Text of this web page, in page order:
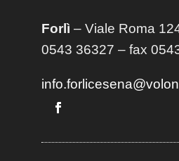
Forlì – Viale Roma
0543 36327 – fax